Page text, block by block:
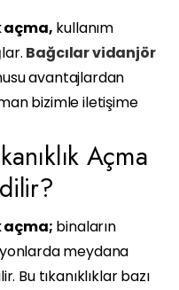
açma, kullanım
Bağcılar vidanjör
avantajlardan
bizimle iletişime
Açma
açma; binaların
meydana
Bu tıkanıklıklar bazı